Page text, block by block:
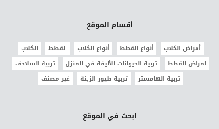
أقسام الموقع
أمراض الكلاب أنواع القطط أنواع الكلاب القطط
الكلاب
امراض القطط
تربية الحيوانات الأليفة في المنزل
تربية السلاحف
تربية الهامستر
تربية طيور الزينة غير مصنف
ابحث في الموقع